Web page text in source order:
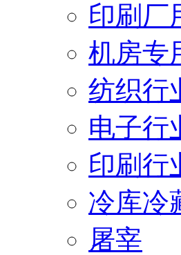
印刷厂
机房专
纺织行
电子行
印刷行
冷库冷
屠宰